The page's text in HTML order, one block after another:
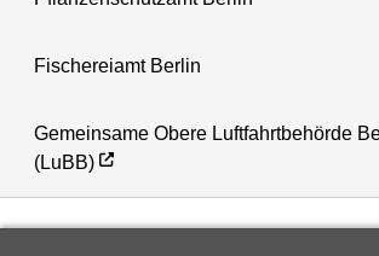
Fischereiamt Berlin
Gemeinsame Obere Luftfahrtbehörde
(LuBB)